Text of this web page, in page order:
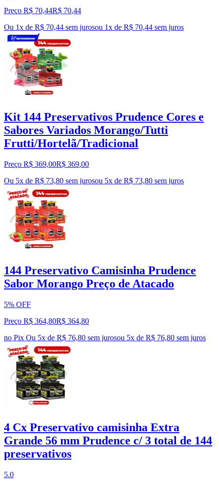
Preço R$ 70,44R$ 70,44
Ou 1x de R$ 70,44 sem jurosou 1x de R$ 70,44 sem juros
Kit 144 Preservativos Prudence Cores e
Sabores Variados Morango/Tutti
Frutti/Hortelã/Tradicional
Preço R$ 369,00R$ 369,00
Ou 5x de R$ 73,80 sem jurosou 5x de R$ 73,80 sem juros
144 Preservativo Camisinha Prudence
Sabor Morango Preço de Atacado
5% OFF
Preço R$ 364,80R$ 364,80
no Pix Ou 5x de R$ 76,80 sem jurosou 5x de R$ 76,80 sem juros
4 Cx Preservativo camisinha Extra
Grande 56 mm Prudence c/ 3 total de 144
preservativos
5.0